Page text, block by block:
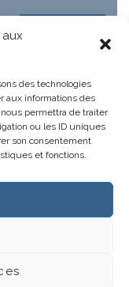
des technologies
aux informations des
permettra de traiter
ou les ID uniques
son consentement
et fonctions.